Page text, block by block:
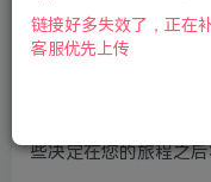
游戏介绍
事发生在一个未知的
些决定在您的旅程之
链接好多失效了，正在
客服优先上传